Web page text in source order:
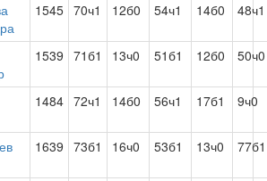
1545 70ч1 12б0 54ч1 14б0 48ч1
1539 71б1 13ч0 51б1 12б0 50ч0
1484 72ч1 14б0 56ч1 17б1 9ч0
1639 73б1 16ч0 53б1 13ч0 77б1